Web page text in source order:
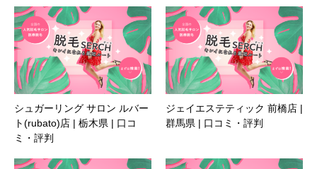
シュガーリング サロン ルバー
ト(rubato)店 | 栃木県 | 口コ
ミ・評判
ジェイエステティック 前橋店 |
群馬県 | 口コミ・評判